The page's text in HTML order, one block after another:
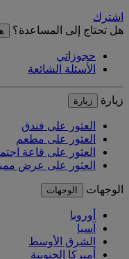
اشترك
هل تحتاج إلى المساعدة؟
حجوزاتي
الأسئلة الشائعة
زيارة زيارة
العثور على فندق
العثور على مطعم
العثور على قاعة
العثور على عرض
الوجهات الوجهات
أوروبا
آسيا
الشرق الأوسط
أميركا الجنوبية